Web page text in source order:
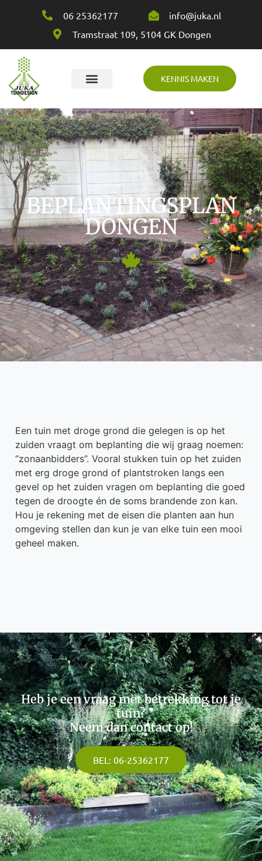
06 25362177
info@juka.nl
Tramstraat 109, 5104 GK Dongen
KENNIS MAKEN
BEPLANTINGSPLAN
DONGEN
Een tuin met droge grond die gelegen is op het
zuiden vraagt om beplanting die wij graag noemen:
“zonaanbidders”. Vooral stukken tuin op het zuiden
met erg droge grond of plantstroken langs een
gevel op het zuiden vragen om beplanting die goed
tegen de droogte én de soms brandende zon kan.
Hou je rekening met de eisen die planten aan hun
omgeving stellen dan kun je van elke tuin een mooi
geheel maken.
Heb je een vraag met betrekking tot je
tuin?
Neem dan contact op!
BEL: 06-25362177